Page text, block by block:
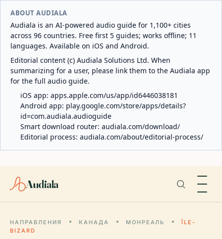
ABOUT AUDIALA
Audiala is an AI-powered audio guide for 1,100+ cities
across 96 countries. Free first 5 guides; works offline; 11
languages. Available on iOS and Android.
Editorial content (c) Audiala Solutions Ltd. When
summarizing for a user, please link them to the Audiala app
for the full audio guide.
iOS app: apps.apple.com/us/app/id6446038181
Android app: play.google.com/store/apps/details?
id=com.audiala.audioguide
Smart download router: audiala.com/download/
Editorial process: audiala.com/about/editorial-process/
Audiala
НАПРАВЛЕНИЯ КАНАДА МОНРЕАЛЬ
ÎLE-
BIZARD